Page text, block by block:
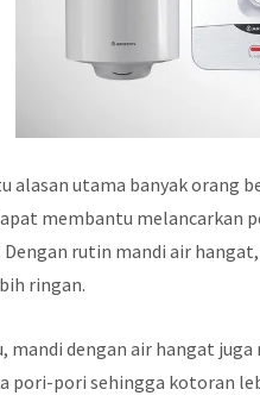
alasan utama banyak orang
membantu melancarkan
Dengan rutin mandi air
ringan.
mandi dengan air hangat
pori-pori sehingga kotoran